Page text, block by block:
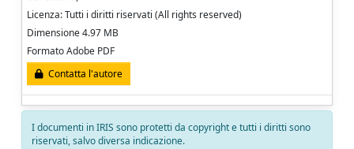
Licenza: Tutti i diritti riservati (All rights reserved)
Dimensione 4.97 MB
Formato Adobe PDF
Contatta l'autore
I documenti in IRIS sono protetti da copyright e tutti i diritti sono
riservati, salvo diversa indicazione.